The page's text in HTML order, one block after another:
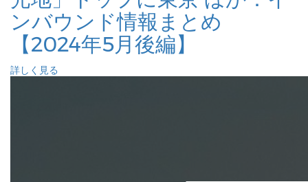
ンバウンド情報まとめ
【2024年5月後編】
詳しく見る